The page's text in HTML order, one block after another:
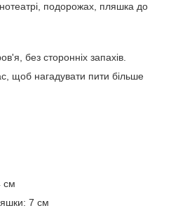
подорожах, пляшка до
без сторонніх запахів.
щоб нагадувати пити більше
см
7 см